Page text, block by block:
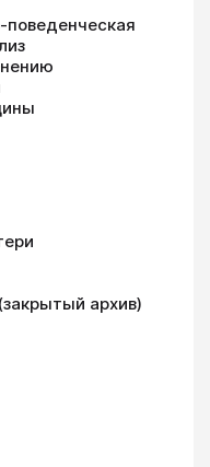
поведенческая
архив)